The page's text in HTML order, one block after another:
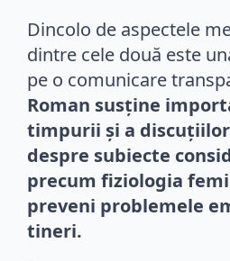
Dincolo de aspectele
dintre cele două este
pe o comunicare
Roman susține
timpurii și a discuțiilor
despre subiecte
precum fiziologia
preveni problemele
tineri.